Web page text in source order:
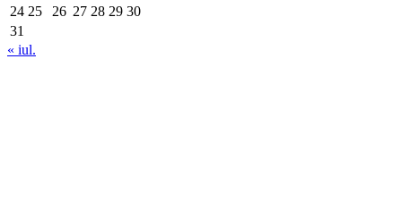
24 25 26 27 28 29 30
31
« iul.